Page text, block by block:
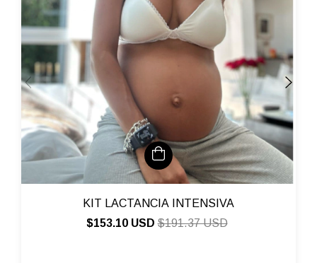
KIT LACTANCIA INTENSIVA
$153.10 USD$191.37 USD